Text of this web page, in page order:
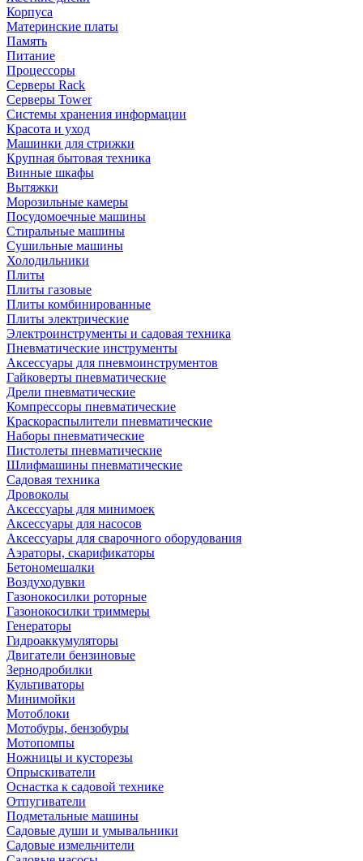
Корпуса
Материнские платы
Память
Питание
Процессоры
Серверы Rack
Серверы Tower
Системы хранения информации
Красота и уход
Машинки для стрижки
Крупная бытовая техника
Винные шкафы
Вытяжки
Морозильные камеры
Посудомоечные машины
Стиральные машины
Сушильные машины
Холодильники
Плиты
Плиты газовые
Плиты комбинированные
Плиты электрические
Электроинструменты и садовая техника
Пневматические инструменты
Аксессуары для пневмоинструментов
Гайковерты пневматические
Дрели пневматические
Компрессоры пневматические
Краскораспылители пневматические
Наборы пневматические
Пистолеты пневматические
Шлифмашины пневматические
Садовая техника
Дровоколы
Аксессуары для минимоек
Аксессуары для насосов
Аксессуары для сварочного оборудования
Аэраторы, скарификаторы
Бетономешалки
Воздуходувки
Газонокосилки роторные
Газонокосилки триммеры
Генераторы
Гидроаккумуляторы
Двигатели бензиновые
Зернодробилки
Культиваторы
Минимойки
Мотоблоки
Мотобуры, бензобуры
Мотопомпы
Ножницы и кусторезы
Опрыскиватели
Оснастка к садовой технике
Отпугиватели
Подметальные машины
Садовые души и умывальники
Садовые измельчители